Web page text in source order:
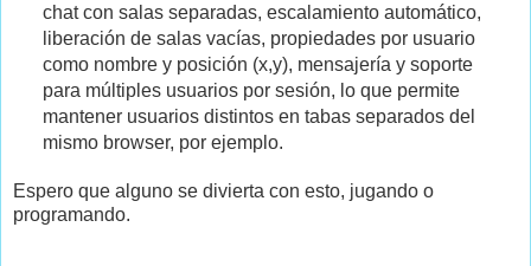
chat con salas separadas, escalamiento automático,
liberación de salas vacías, propiedades por usuario
como nombre y posición (x,y), mensajería y soporte
para múltiples usuarios por sesión, lo que permite
mantener usuarios distintos en tabas separados del
mismo browser, por ejemplo.
Espero que alguno se divierta con esto, jugando o
programando.